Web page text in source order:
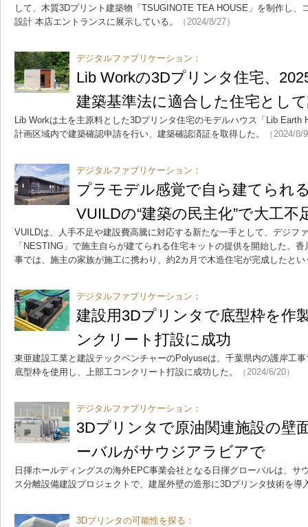
して、木質3Dプリント建築物「TSUGINOTE TEA HOUSE」を制作し、
設計 本店エントランスに展示している。
（2024/8/27）
デジタルファブリケーション：
Lib Workの3Dプリンタ住宅、
建築基準法に適合した住宅とし
Lib Workは土を主原料とした3Dプリンタ住宅のモデルハウス「Lib Earth
計画区域内で建築確認申請を行い、建築確認済証を取得した。
（2024/8/
デジタルファブリケーション：
プラモデル感覚で自ら建てら
VUILDの“建築の民主化”で大工不
VUILDは、人手不足や建設費高騰に対応する新たな一手として、デジフ
「NESTING」で施主自らが建てられる住宅キットの提供を開始した。
事では、施主の家族が施工に携わり、約2カ月で木造住宅が完成したとい
デジタルファブリケーション：
建設用3Dプリンタで底型枠を作
ンクリート打設に成功
東亜建設工業と建設テックベンチャーのPolyuseは、千葉県内の護岸工
底型枠を使用し、上部工コンクリート打設に成功した。
（2024/6/20）
デジタルファブリケーション：
3Dプリンタで原油関連施設の
ーバルがサウジアラビアで
日揮ホールディングスの海外EPC事業会社となる日揮グローバルは、サ
ス分離設備建設プロジェクトで、建屋外壁の造形に3Dプリンタ技術を導
3Dプリンタの可能性を探る：